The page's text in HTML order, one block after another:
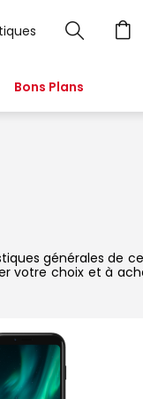
Bons Plans
générales de
votre choix et à